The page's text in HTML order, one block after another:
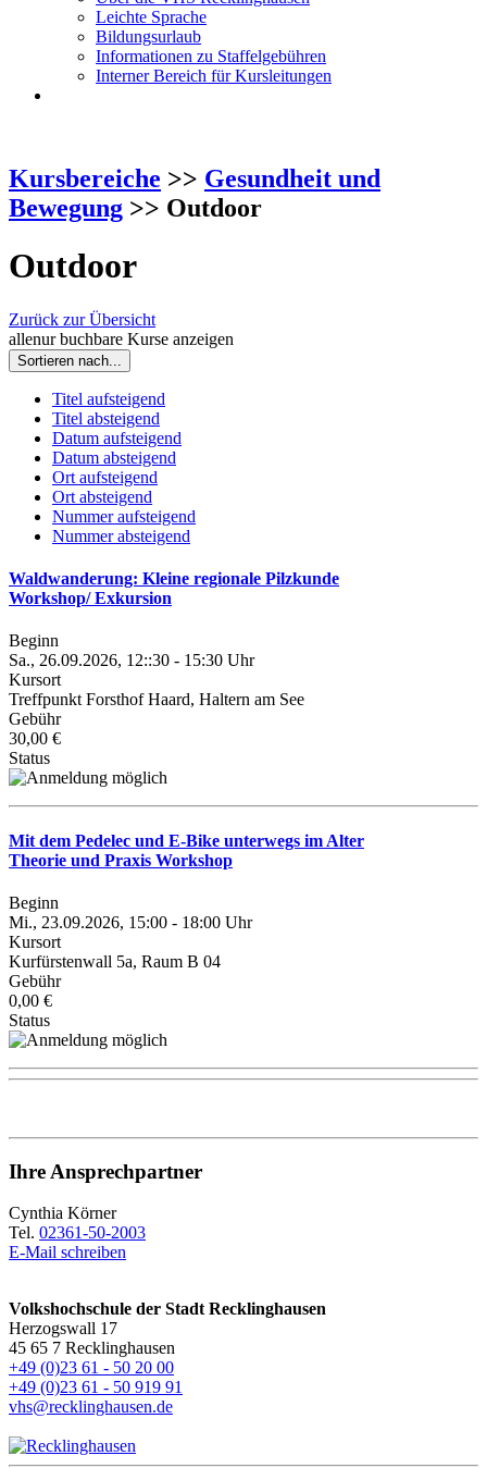
Leichte Sprache
Bildungsurlaub
Informationen zu Staffelgebühren
Interner Bereich für Kursleitungen
Kursbereiche >> Gesundheit und
Bewegung >> Outdoor
Outdoor
Zurück zur Übersicht
allenur buchbare Kurse anzeigen
Sortieren nach...
Titel aufsteigend
Titel absteigend
Datum aufsteigend
Datum absteigend
Ort aufsteigend
Ort absteigend
Nummer aufsteigend
Nummer absteigend
Waldwanderung: Kleine regionale Pilzkunde
Workshop/ Exkursion
Beginn
Sa., 26.09.2026, 12::30 - 15:30 Uhr
Kursort
Treffpunkt Forsthof Haard, Haltern am See
Gebühr
30,00 €
Status
Mit dem Pedelec und E-Bike unterwegs im Alter
Theorie und Praxis Workshop
Beginn
Mi., 23.09.2026, 15:00 - 18:00 Uhr
Kursort
Kurfürstenwall 5a, Raum B 04
Gebühr
0,00 €
Status
Ihre Ansprechpartner
Cynthia Körner
Tel. 02361-50-2003
E-Mail schreiben
Volkshochschule der Stadt Recklinghausen
Herzogswall 17
45 65 7 Recklinghausen
+49 (0)23 61 - 50 20 00
+49 (0)23 61 - 50 919 91
vhs@recklinghausen.de